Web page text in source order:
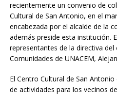
recientemente un convenio de
Cultural de San Antonio, en el
encabezada por el alcalde de la
además preside esta institución.
representantes de la directiva
Comunidades de UNACEM,
El Centro Cultural de San
de actividades para los vecinos